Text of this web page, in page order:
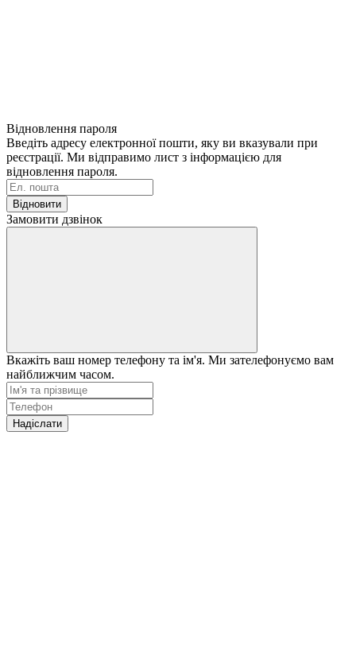
Відновлення пароля
Введіть адресу електронної пошти, яку ви вказували при
реєстрації. Ми відправимо лист з інформацією для
відновлення пароля.
Відновити
Замовити дзвінок
Вкажіть ваш номер телефону та ім'я. Ми зателефонуємо вам
найближчим часом.
Надіслати